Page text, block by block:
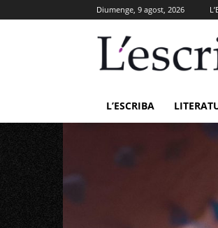
Diumenge, 9 agost, 2026
L’ESCRIBA